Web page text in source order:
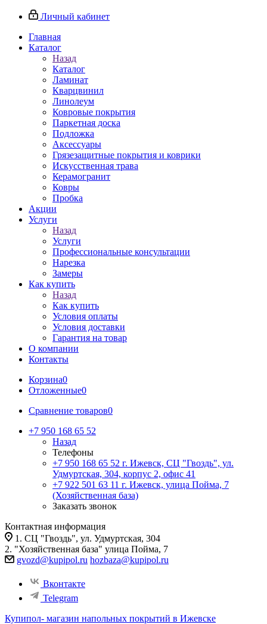
Личный кабинет
Главная
Каталог
Назад
Каталог
Ламинат
Кварцвинил
Линолеум
Ковровые покрытия
Паркетная доска
Подложка
Аксессуары
Грязезащитные покрытия и коврики
Искусственная трава
Керамогранит
Ковры
Пробка
Акции
Услуги
Назад
Услуги
Профессиональные консультации
Нарезка
Замеры
Как купить
Назад
Как купить
Условия оплаты
Условия доставки
Гарантия на товар
О компании
Контакты
Корзина0
Отложенные0
Сравнение товаров0
+7 950 168 65 52
Назад
Телефоны
+7 950 168 65 52 г. Ижевск, СЦ "Гвоздь", ул.
Удмуртская, 304, корпус 2, офис 41
+7 922 501 63 11 г. Ижевск, улица Пойма, 7
(Хозяйственная база)
Заказать звонок
Контактная информация
1. СЦ "Гвоздь", ул. Удмуртская, 304
2. "Хозяйственная база" улица Пойма, 7
gvozd@kupipol.ru hozbaza@kupipol.ru
Вконтакте
Telegram
Купипол- магазин напольных покрытий в Ижевске